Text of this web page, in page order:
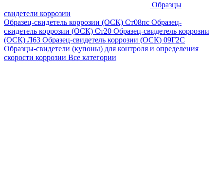
Образцы
свидетели коррозии
Образец-свидетель коррозии (ОСК) Ст08пс Образец-
свидетель коррозии (ОСК) Ст20 Образец-свидетель коррозии
(ОСК) Л63 Образец-свидетель коррозии (ОСК) 09Г2С
Образцы-свидетели (купоны) для контроля и определения
скорости коррозии Все категории